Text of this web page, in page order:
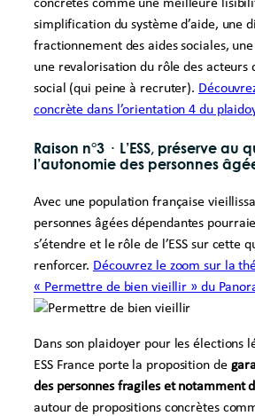
concrètes comme une meilleure
simplification du système d’aide, une
fractionnement des aides sociales,
une revalorisation du rôle des acteurs
social (qui peine à recruter).
concrète dans l’orientation 4 du
Raison n°3 · L’ESS, préserve au
l’autonomie des personnes
Avec une population française
personnes âgées dépendantes
s’étendre et le rôle de l’ESS sur cette
renforcer. Découvrez le zoom sur la
« Permettre de bien vieillir » du
Dans son plaidoyer pour les élections
ESS France porte la proposition de
des personnes fragiles et notamment
autour de propositions concrètes